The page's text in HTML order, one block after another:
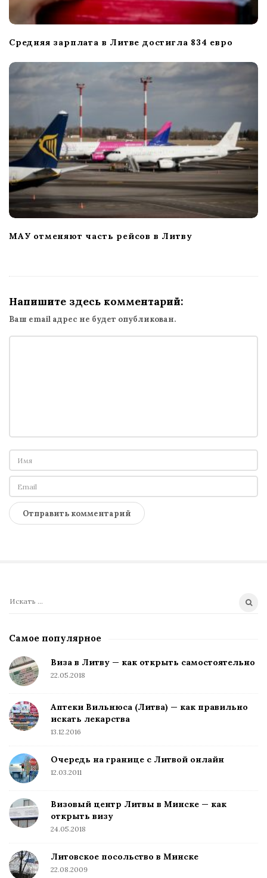
Средняя зарплата в Литве достигла 834 евро
МАУ отменяют часть рейсов в Литву
Напишите здесь комментарий:
Ваш email адрес не будет опубликован.
П
и
к
:
Самое популярное
Виза в Литву — как открыть самостоятельно
22.05.2018
Аптеки Вильнюса (Литва) — как правильно
искать лекарства
13.12.2016
Очередь на границе с Литвой онлайн
12.03.2011
Визовый центр Литвы в Минске — как
открыть визу
24.05.2018
Литовское посольство в Минске
22.08.2009